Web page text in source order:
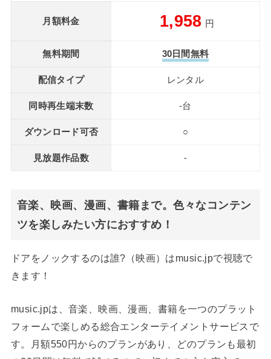
月額料金 1,958 円
無料期間 30日間無料
配信タイプ レンタル
同時再生端末数 -台
ダウンロード可否 ○
見放題作品数 -
音楽、映画、漫画、書籍まで。色々なコンテン
ツを楽しみたい方におすすめ！
ドアをノックするのは誰?（映画）はmusic.jpで視聴で
きます！
music.jpは、音楽、映画、漫画、書籍を一つのプラット
フォームで楽しめる総合エンターテイメントサービスで
す。月額550円からのプランがあり、どのプランも最初